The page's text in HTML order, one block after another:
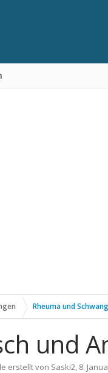
Rheuma und
und
erstellt von Saski2, 8.